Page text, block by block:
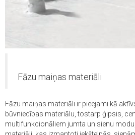
Fāzu maiņas materiāli
Fāzu maiņas materiāli ir pieejami kā
būvniecības materiālu, tostarp ģipsis,
multifunkcionāliem jumta un sienu